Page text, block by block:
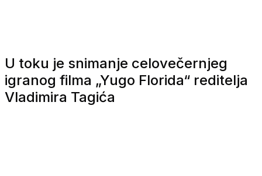
U toku je snimanje celovečernjeg
igranog filma „Yugo Florida“ reditelja
Vladimira Tagića